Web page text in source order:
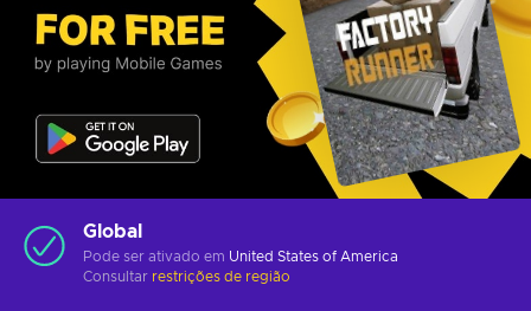
Global
Pode ser ativado em United States of America
Consultar restrições de região